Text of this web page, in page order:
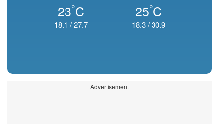
23°C
18.1 /27.7
25°C
18.3/30.9
Advertisement